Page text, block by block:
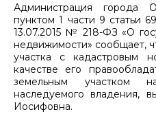
Администрация города
пунктом 1 части 9 статьи
13.07.2015 № 218-ФЗ «О
недвижимости» сообщает,
участка с кадастровым
качестве его
земельным участком
наследуемого владения,
Иосифовна.